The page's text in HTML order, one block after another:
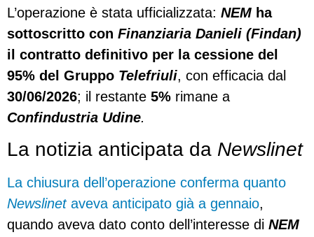
L’operazione è stata ufficializzata: NEM ha
sottoscritto con Finanziaria Danieli (Findan)
il contratto definitivo per la cessione del
95% del Gruppo Telefriuli, con efficacia dal
30/06/2026; il restante 5% rimane a
Confindustria Udine.
La notizia anticipata da Newslinet
La chiusura dell’operazione conferma quanto
Newslinetaveva anticipato già a gennaio,
quando aveva dato conto dell’interesse di NEM